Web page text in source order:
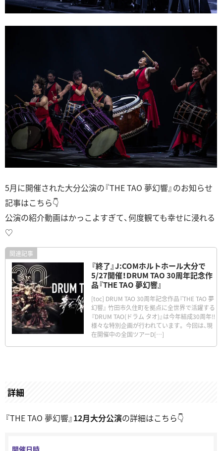
5月に開催された大分公演の『THE TAO 夢幻響』のお知らせ
記事はこちら👇
公演の紹介動画はかっこよすぎて、何度観ても幸せに浸れる
♡
『終了』J:COMホルトホール大分で
5/27開催！DRUM TAO 30周年記念作
品『THE TAO 夢幻響』
[toc] DRUM TAO 30周年記念作品『THE TAO 夢
幻響』 竹田市久住町を拠点に全世界で活躍する
『DRUM TAO(ドラム タオ)』は今年結成30周年‼
様々な特別企画が行われています。 今回は、現
在開催中の全国ツアーD[…]
詳細
『THE TAO 夢幻響』12月大分公演の詳細はこちら👇
開催日時